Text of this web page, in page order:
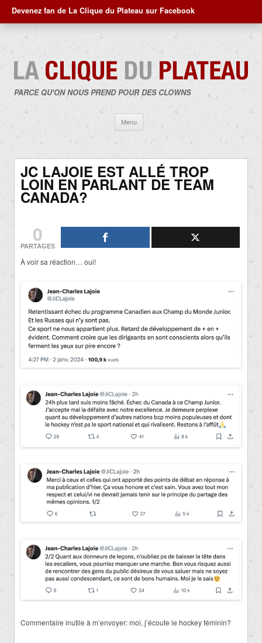
Devenez fan de La Clique du Plateau sur Facebook
PARCE QU'ON NOUS PREND POUR DES CLOWNS
Menu
contenu
JC LAJOIE EST ALLÉ TROP
LOIN EN PARLANT DE TEAM
CANADA?
0
PARTAGES
À voir sa réaction… oui!
Commentaire inutile à m’envoyer: moi, j’écoute le hockey féminin?